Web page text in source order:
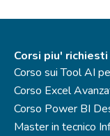
Corsi piu' richiesti
Corso sui Tool AI
Corso Excel
Corso Power BI
Master in tecnico